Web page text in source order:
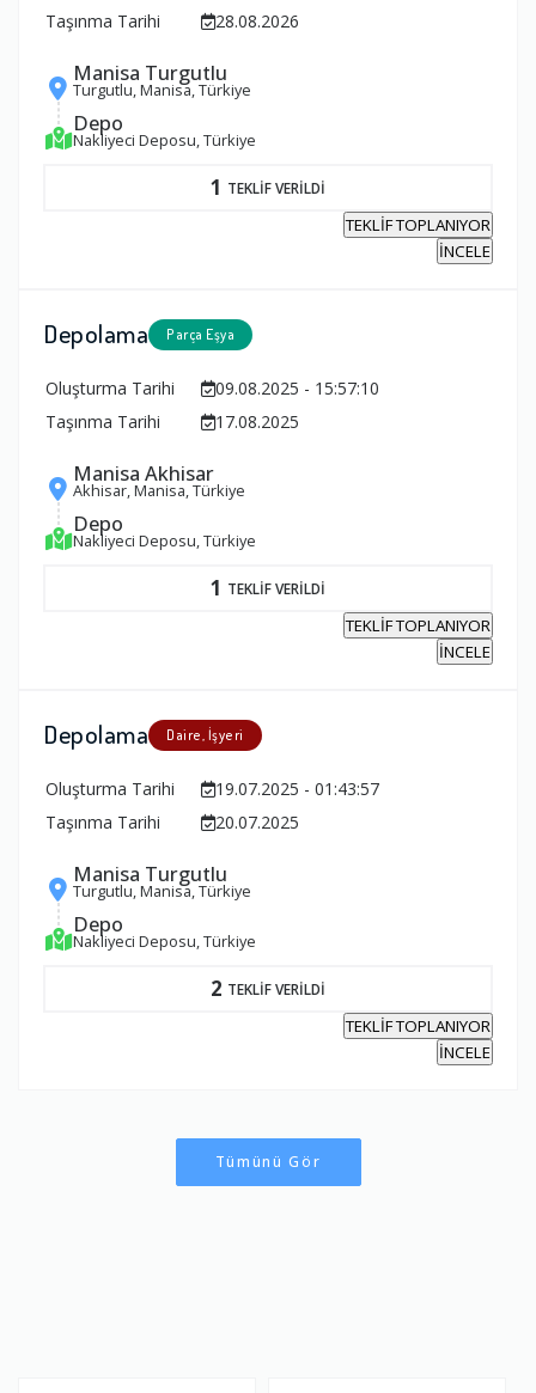
Taşınma Tarihi
28.08.2026
Manisa Turgutlu
Turgutlu, Manisa, Türkiye
Depo
Nakliyeci Deposu, Türkiye
1 TEKLİF VERİLDİ
TEKLİF TOPLANIYOR
İNCELE
Depolama Parça Eşya
Oluşturma Tarihi
09.08.2025 - 15:57:10
Taşınma Tarihi
17.08.2025
Manisa Akhisar
Akhisar, Manisa, Türkiye
Depo
Nakliyeci Deposu, Türkiye
1 TEKLİF VERİLDİ
TEKLİF TOPLANIYOR
İNCELE
Depolama Daire, İşyeri
Oluşturma Tarihi
19.07.2025 - 01:43:57
Taşınma Tarihi
20.07.2025
Manisa Turgutlu
Turgutlu, Manisa, Türkiye
Depo
Nakliyeci Deposu, Türkiye
2 TEKLİF VERİLDİ
TEKLİF TOPLANIYOR
İNCELE
Tümünü Gör